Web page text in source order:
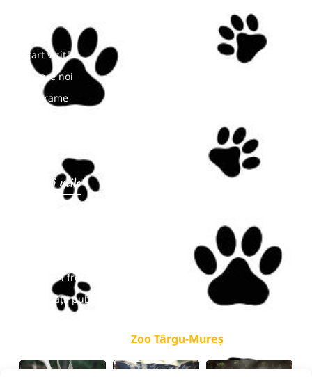
Start vizită
Despre noi
Programe
Linkuri utile
Întrebări frecvente
Informații publice
Zoo Târgu-Mureș